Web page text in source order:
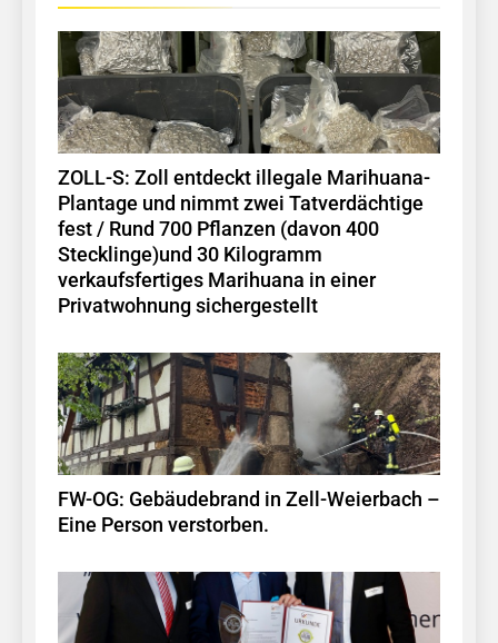
ZOLL-S: Zoll entdeckt illegale Marihuana-
Plantage und nimmt zwei Tatverdächtige
fest / Rund 700 Pflanzen (davon 400
Stecklinge)und 30 Kilogramm
verkaufsfertiges Marihuana in einer
Privatwohnung sichergestellt
FW-OG: Gebäudebrand in Zell-Weierbach –
Eine Person verstorben.